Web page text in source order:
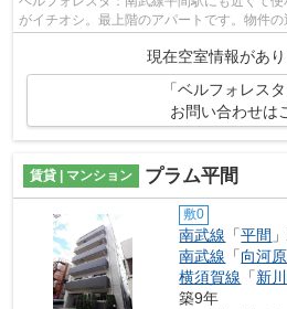
がイチオシ。最上階のアパートです。物件
現在空室情報があり
「ベルフォレス
お問い合わせは
賃貸 | マンション プラム平間
敷0
南武線 「平間
南武線 「向河原
横須賀線 「新
築9年